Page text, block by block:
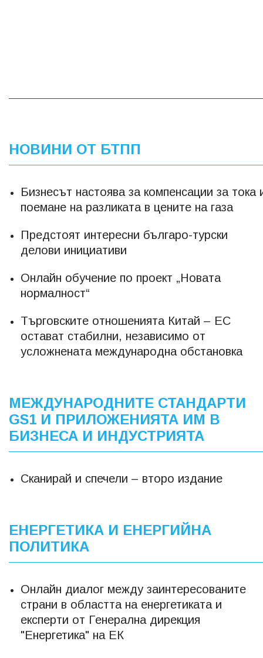
НОВИНИ ОТ БТПП
Бизнесът настоява за компенсации за тока
поемане на разликата в цените на газа
Предстоят интересни българо-турски
делови инициативи
Онлайн обучение по проект „Новата
нормалност“
Търговските отношенията Китай – ЕС
остават стабилни, независимо от
усложнената международна обстановка
МЕЖДУНАРОДНИТЕ СТАНДАРТИ
GS1 И ПРИЛОЖЕНИЯТА ИМ В
БИЗНЕСА И ИНДУСТРИЯТА
Сканирай и спечели – второ издание
ЕНЕРГЕТИКА И ЕНЕРГИЙНА
ПОЛИТИКА
Онлайн диалог между заинтересованите
страни в областта на енергетиката и
експерти от Генерална дирекция
"Енергетика" на ЕК